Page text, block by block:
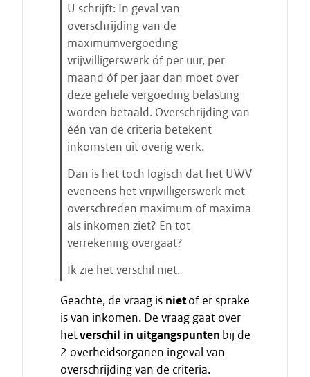
a
a
t
s
t
a
e
U schrijft: In geval van
overschrijding van de
maximumvergoeding
vrijwilligerswerk óf per uur, per
maand óf per jaar dan moet over
deze gehele vergoeding belasting
worden betaald. Overschrijding van
één van de criteria betekent
inkomsten uit overig werk.
Dan is het toch logisch dat het UWV
eveneens het vrijwilligerswerk met
overschreden maximum of maxima
als inkomen ziet? En tot
verrekening overgaat?
Ik zie het verschil niet.
i
n
d
e
c
Geachte, de vraag is nietof er sprake
is van inkomen. De vraag gaat over
hetverschil in uitgangspunten bij de
2 overheidsorganen ingeval van
overschrijding van de criteria.